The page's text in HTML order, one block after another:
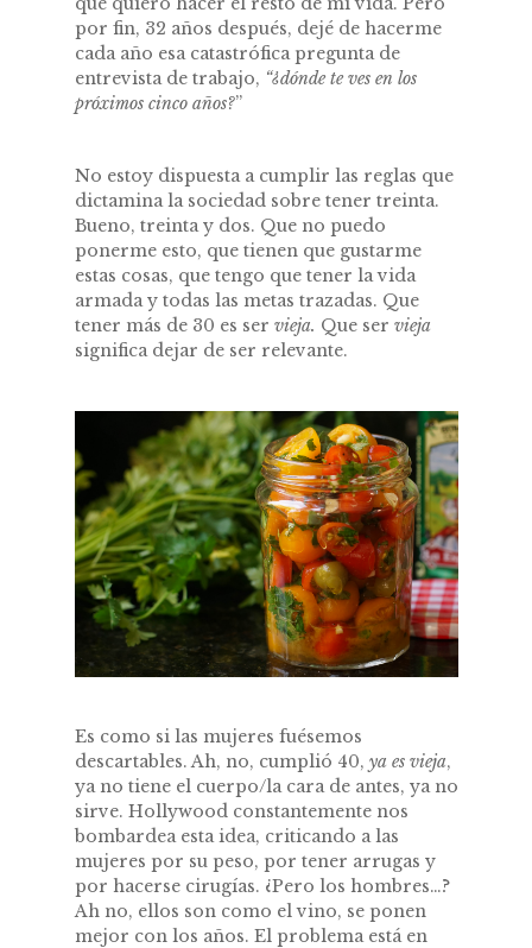
por fin, 32 años después, dejé de hacerme
cada año esa catastrófica pregunta de
entrevista de trabajo, “¿dónde te ves en los
próximos cinco años?”
No estoy dispuesta a cumplir las reglas que
dictamina la sociedad sobre tener treinta.
Bueno, treinta y dos. Que no puedo
ponerme esto, que tienen que gustarme
estas cosas, que tengo que tener la vida
armada y todas las metas trazadas. Que
tener más de 30 es ser vieja. Que ser vieja
significa dejar de ser relevante.
Es como si las mujeres fuésemos
descartables. Ah, no, cumplió 40, ya es vieja,
ya no tiene el cuerpo/la cara de antes, ya no
sirve. Hollywood constantemente nos
bombardea esta idea, criticando a las
mujeres por su peso, por tener arrugas y
por hacerse cirugías. ¿Pero los hombres…?
Ah no, ellos son como el vino, se ponen
mejor con los años. El problema está en